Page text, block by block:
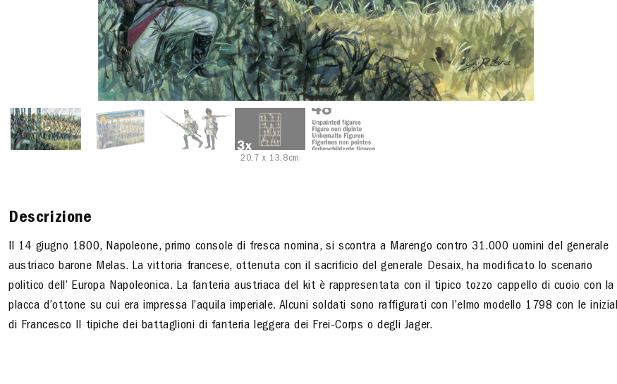
20,7 x 13,8cm
Descrizione
Il 14 giugno 1800, Napoleone, primo console di fresca nomina, si scontra a Marengo contro 31.000 uomini del generale
austriaco barone Melas. La vittoria francese, ottenuta con il sacrificio del generale Desaix, ha modificato lo scenario
politico dell’ Europa Napoleonica. La fanteria austriaca del kit è rappresentata con il tipico tozzo cappello di cuoio con la
placca d’ottone su cui era impressa l’aquila imperiale. Alcuni soldati sono raffigurati con l’elmo modello 1798 con le
di Francesco II tipiche dei battaglioni di fanteria leggera dei Frei-Corps o degli Jager.